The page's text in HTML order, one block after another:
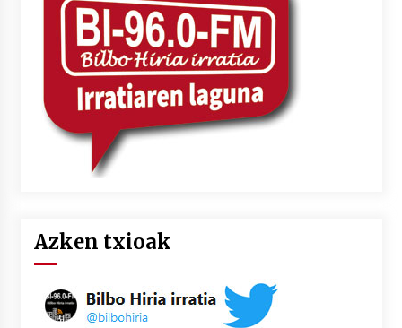
Azken txioak